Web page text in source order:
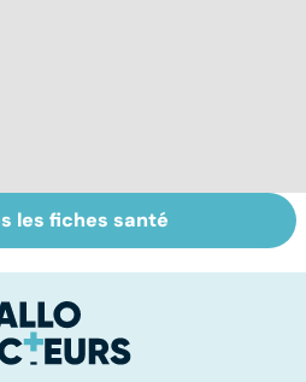
Inflammation des
amygdales : que
d'angine ?
les fiches santé